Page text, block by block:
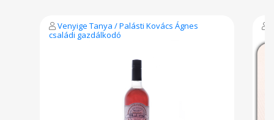
Venyige Tanya / Palásti Kovács Ágnes
családi gazdálkodó